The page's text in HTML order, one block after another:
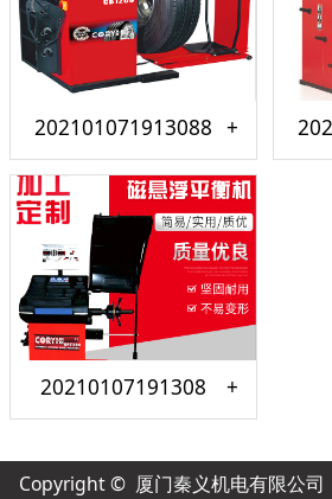
202101071913088
20210107191308
Copyright © 厦门秦义机电有限公